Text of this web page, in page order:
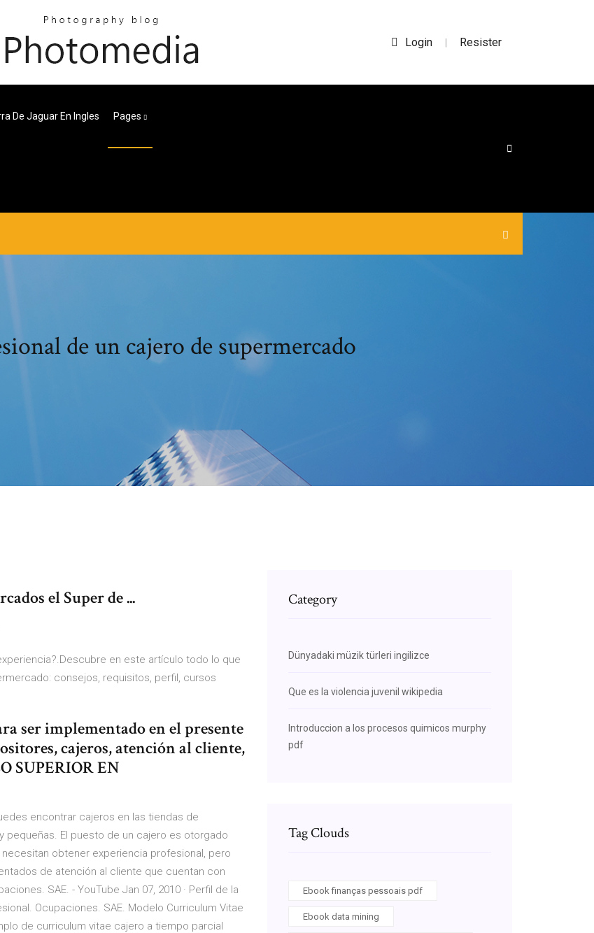
Login | Resister
De Jaguar En Ingles Pages
de un cajero de supermercado
el Super de ...
en este artículo todo lo que
consejos, requisitos, perfil, cursos
ser implementado en el presente
cajeros, atención al cliente,
SUPERIOR EN
encontrar cajeros en las tiendas de
pequeñas. El puesto de un cajero es otorgado
obtener experiencia profesional, pero
de atención al cliente que cuentan con
SAE. - YouTube Jan 07, 2010 · Perfil de la
Ocupaciones. SAE. Modelo Curriculum Vitae
de curriculum vitae cajero a tiempo parcial
Category
Dünyadaki müzik türleri ingilizce
Que es la violencia juvenil wikipedia
Introduccion a los procesos quimicos murphy
pdf
Tag Clouds
Ebook finanças pessoais pdf
Ebook data mining